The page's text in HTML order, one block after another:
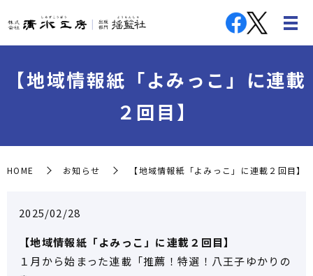
【地域情報紙「よみっこ」に連載
２回目】
HOME お知らせ 【地域情報紙「よみっこ」に連載２回目】
2025/02/28
【地域情報紙「よみっこ」に連載２回目】
１月から始まった連載「推薦！特選！八王子ゆかりの